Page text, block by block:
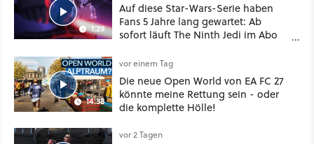
1:29
Auf diese Star-Wars-Serie haben
Fans 5 Jahre lang gewartet: Ab
sofort läuft The Ninth Jedi im Abo
14:38
vor einem Tag
Die neue Open World von EA FC 27
könnte meine Rettung sein - oder
die komplette Hölle!
vor 2 Tagen